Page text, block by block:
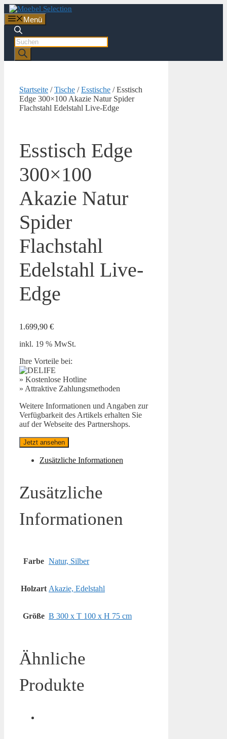
Zum
Inhalt
springen
Menü
Products
search
Startseite /Tische /Esstische / Esstisch
Edge 300×100 Akazie Natur Spider
Flachstahl Edelstahl Live-Edge
Esstisch Edge
300×100
Akazie Natur
Spider
Flachstahl
Edelstahl Live-
Edge
1.699,90 €
inkl. 19 % MwSt.
Ihre Vorteile bei:
» Kostenlose Hotline
» Attraktive Zahlungsmethoden
Weitere Informationen und Angaben zur
Verfügbarkeit des Artikels erhalten Sie
auf der Webseite des Partnershops.
Jetzt ansehen
Zusätzliche Informationen
Zusätzliche
Informationen
Farbe Natur, Silber
Holzart Akazie, Edelstahl
Größe B 300 x T 100 x H 75 cm
Ähnliche
Produkte